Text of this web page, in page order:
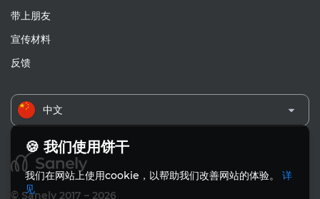
带上朋友
宣传材料
反馈
中文
© Sanely 2017 – 2026
🍪 我们使用饼干
我们在网站上使用cookie，以帮助我们改善网站的体验。 详
见